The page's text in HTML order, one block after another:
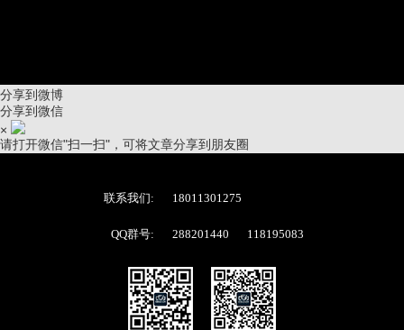
分享到微博
分享到微信
×
请打开微信"扫一扫"，可将文章分享到朋友圈
联系我们: 18011301275
QQ群号: 288201440 118195083